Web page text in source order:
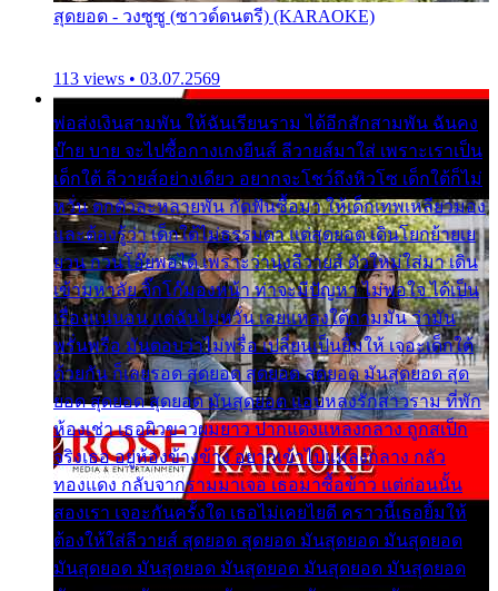
สุดยอด - วงซูซู (ซาวด์ดนตรี) (KARAOKE)
113 views • 03.07.2569
พ่อส่งเงินสามพัน ให้ฉันเรียนราม ได้อีกสักสามพัน ฉันคง
บ๊าย บาย จะไปซื้อกางเกงยีนส์ ลีวายส์มาใส่ เพราะเราเป็น
เด็กใต้ ลีวายส์อย่างเดียว อยากจะโชว์ถึงหิวโซ เด็กใต้ก็ไม่
หวั่น ตกตัวละหลายพัน กัดฟันซื้อมา ให้เด็กเทพเหลียวมอง
และต้องรู้ว่า เด็กใต้ไม่ธรรมดา แต่สุดยอด เดินโยกย้ายเย
ยวน กวนโอ๊ยพอได้ เพราะว่านุ่งลีวายส์ ตัวใหม่ใส่มา เดิน
เข้ามหาลัย จิ๊กโก๊มองหน้า ท่าจะมีปัญหา ไม่พอใจ ได้เป็น
เรื่องแน่นอน แต่ฉันไม่หวั่น เลยแหลงใต้ถามมัน ว่ามัน
พรั่นพรือ มันตอบว่าไม่พรื่อ เปลี่ยนเป็นยิ้มให้ เจอะเด็กใต้
ด้วยกัน ก็เลยรอด สุดยอด สุดยอด สุดยอด มันสุดยอด สุด
ยอด สุดยอด สุดยอด มันสุดยอด แอบหลงรักสาวราม ที่พัก
ห้องเช่า เธอผิวขาวผมยาว ปากแดงแหลงกลาง ถูกสเป็ก
จริงเธอ อยู่ห้องข้างข้าง อยากเข้าไปแหลงกลาง กลัว
ทองแดง กลับจากรามมาเจอ เธอมาซื้อข้าว แต่ก่อนนั้น
สองเรา เจอะกันครั้งใด เธอไม่เคยไยดี คราวนี้เธอยิ้มให้
ต้องให้ใส่ลีวายส์ สุดยอด สุดยอด มันสุดยอด มันสุดยอด
มันสุดยอด มันสุดยอด มันสุดยอด มันสุดยอด มันสุดยอด